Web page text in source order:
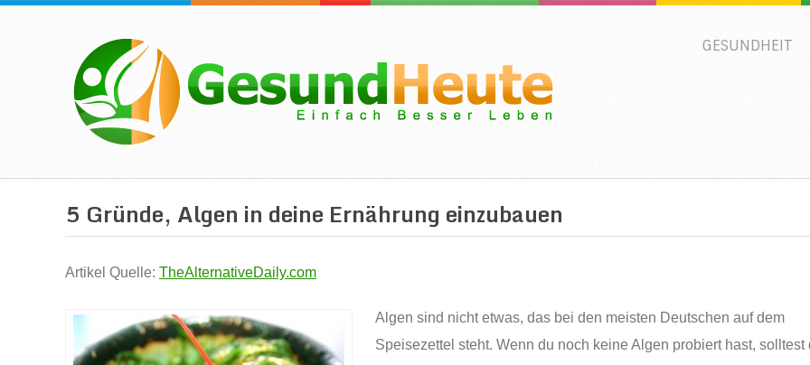
GESUNDHEIT
5 Gründe, Algen in deine Ernährung einzubauen
Artikel Quelle: TheAlternativeDaily.com
Algen sind nicht etwas, das bei den meisten Deutschen auf dem
Speisezettel steht. Wenn du noch keine Algen probiert hast, solltest